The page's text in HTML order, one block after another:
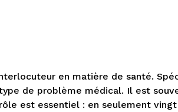
en matière de santé.
de problème médical. Il est
est essentiel : en seulement